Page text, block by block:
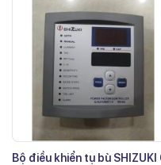
Bộ điều khiển tụ bù SHIZUKI